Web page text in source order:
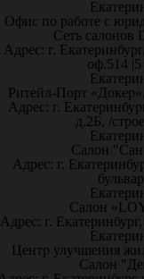
Офис по работе с
Сеть салонов
Адрес: г.
оф.514 |5
Ритейл-Порт
Адрес: г.
д.2Б, /
Салон
Адрес: г.
Салон
Адрес: г.
Центр улучшения
Салон